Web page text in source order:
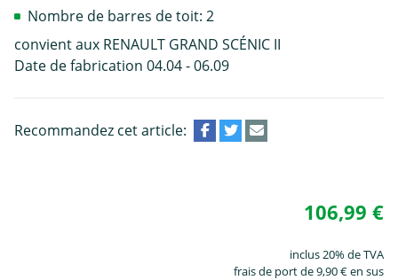
Nombre de barres de toit: 2
convient aux RENAULT GRAND SCÉNIC II
Date de fabrication 04.04 - 06.09
Recommandez cet article:
106,99 €
inclus 20% de TVA
frais de port de 9,90 € en sus